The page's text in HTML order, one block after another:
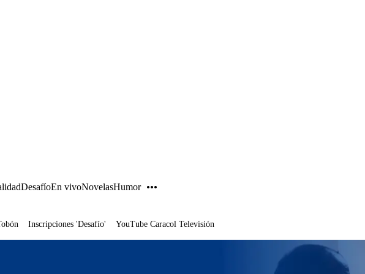
DesafíoEn vivoNovelasHumor
Inscripciones 'Desafío' YouTube Caracol Televisión